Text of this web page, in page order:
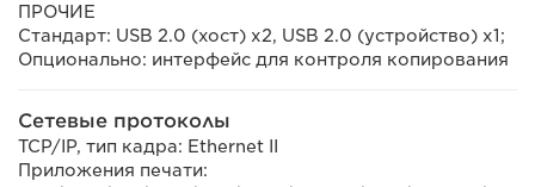
ПРОЧИЕ
Стандарт: USB 2.0 (хост) x2, USB 2.0 (устройство) x1;
Опционально: интерфейс для контроля копирования
Сетевые протоколы
TCP/IP, тип кадра: Ethernet II
Приложения печати: